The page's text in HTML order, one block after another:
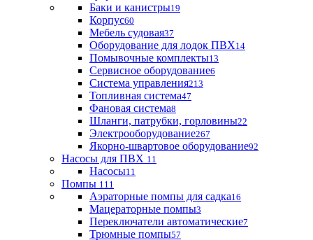
Баки и канистры19
Корпус60
Мебель судовая37
Оборудование для лодок ПВХ14
Помывочные комплекты13
Сервисное оборудование6
Система управления213
Топливная система47
Фановая система8
Шланги, патрубки, горловины22
Электрооборудование267
Якорно-швартовое оборудование92
Насосы для ПВХ 11
Насосы11
Помпы 111
Аэраторные помпы для садка16
Мацераторные помпы3
Переключатели автоматические7
Трюмные помпы57